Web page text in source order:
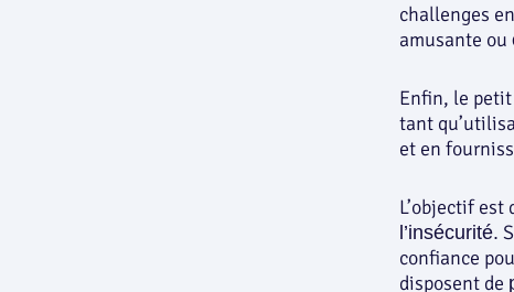
challenges
amusante ou
Enfin, le
tant
et en
L’objectif est
l’insécurité.
confiance
disposent de